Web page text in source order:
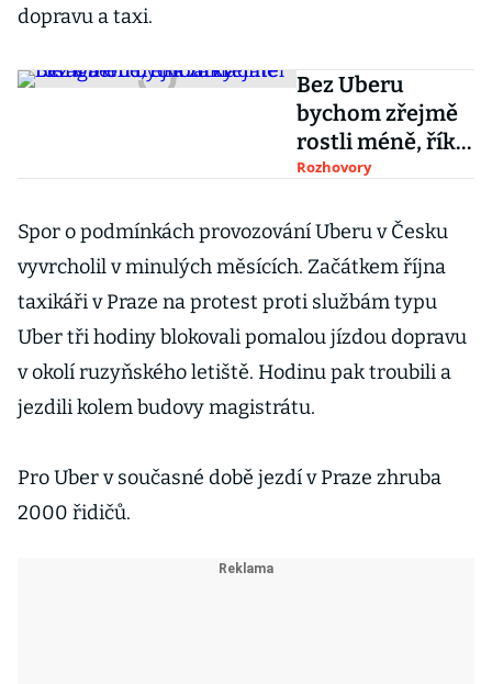
dopravu a taxi.
Bez Uberu
bychom zřejmě
rostli méně, říká
zakladatel
Krátký
Rozhovory
Spor o podmínkách provozování Uberu v Česku
vyvrcholil v minulých měsících. Začátkem října
taxikáři v Praze na protest proti službám typu
Uber tři hodiny blokovali pomalou jízdou dopravu
v okolí ruzyňského letiště. Hodinu pak troubili a
jezdili kolem budovy magistrátu.
Pro Uber v současné době jezdí v Praze zhruba
2000 řidičů.